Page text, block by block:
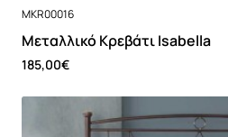
MKR00016
Μεταλλικό Κρεβάτι Isabella
185,00€